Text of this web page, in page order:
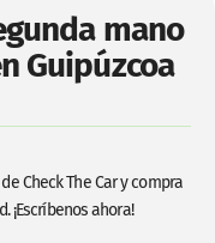
mano
Guipúzcoa
Check The Car y compra
¡Escríbenos ahora!